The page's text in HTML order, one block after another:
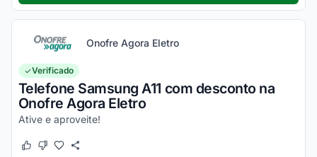
Onofre Agora Eletro
Verificado
Telefone Samsung A11 com desconto na
Onofre Agora Eletro
Ative e aproveite!
Este cupom funcionou
Este cupom não funcionou